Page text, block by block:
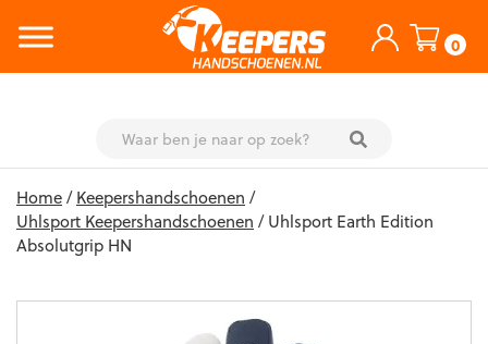
0
content
Home/Keepershandschoenen /
Uhlsport Keepershandschoenen / Uhlsport Earth Edition
Absolutgrip HN